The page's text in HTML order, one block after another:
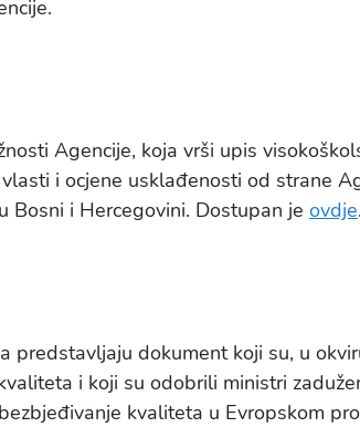
Agencije, koja vrši upis
i ocjene usklađenosti od strane
Bosni i Hercegovini. Dostupan je ovdje.
predstavljaju dokument koji su, u
i koji su odobrili ministri
kvaliteta u Evropskom